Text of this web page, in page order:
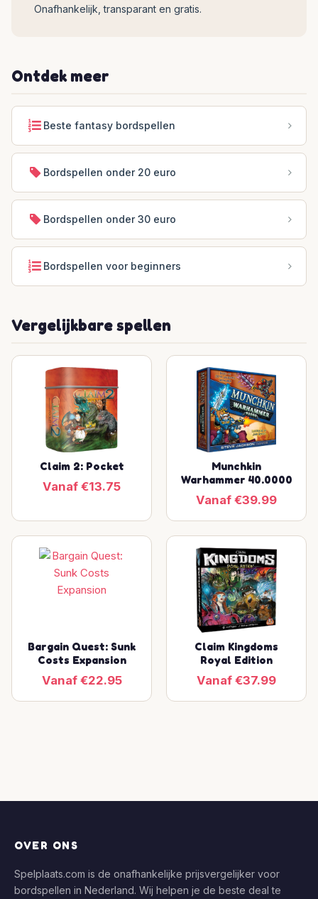
Onafhankelijk, transparant en gratis.
Ontdek meer
Beste fantasy bordspellen
Bordspellen onder 20 euro
Bordspellen onder 30 euro
Bordspellen voor beginners
Vergelijkbare spellen
Claim 2: Pocket
Vanaf €13.75
Munchkin
Warhammer 40.0000
Vanaf €39.99
Bargain Quest: Sunk
Costs Expansion
Vanaf €22.95
Claim Kingdoms
Royal Edition
Vanaf €37.99
OVER ONS
Spelplaats.com is de onafhankelijke prijsvergelijker voor
bordspellen in Nederland. Wij helpen je de beste deal te